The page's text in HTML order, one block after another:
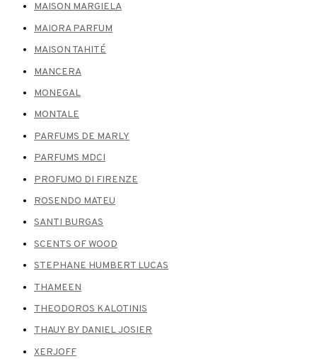
MAISON MARGIELA
MAIORA PARFUM
MAISON TAHITÉ
MANCERA
MONEGAL
MONTALE
PARFUMS DE MARLY
PARFUMS MDCI
PROFUMO DI FIRENZE
ROSENDO MATEU
SANTI BURGAS
SCENTS OF WOOD
STEPHANE HUMBERT LUCAS
THAMEEN
THEODOROS KALOTINIS
THAUY BY DANIEL JOSIER
XERJOFF